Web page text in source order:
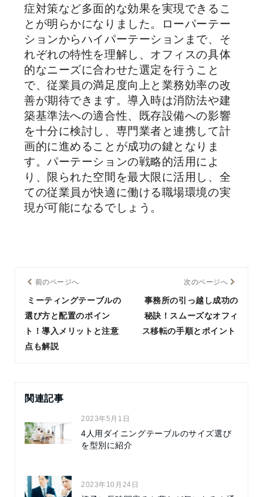
症対策など多面的な効果を実現できるこ
とが明らかになりました。ローパーテー
ションからハイパーテーションまで、そ
れぞれの特性を理解し、オフィスの具体
的なニーズに合わせた選定を行うこと
で、従業員の満足度向上と業務効率の改
善が期待できます。導入時は消防法や建
築基準法への適合性、既存設備への影響
を十分に検討し、専門業者と連携して計
画的に進めることが成功の鍵となりま
す。パーテーションの戦略的活用によ
り、限られた空間を最大限に活用し、全
ての従業員が快適に働ける職場環境の実
現が可能になるでしょう。
前のページへ
ミーティングテーブルの
選び方と配置のポイン
ト！導入メリットと注意
点も解説
次のページへ
事務所の引っ越し成功の
秘訣！スムーズなオフィ
ス移転の手順とポイント
関連記事
2023年5月1日
4人用ダイニングテーブルのサイズ選び
を型別に紹介
2023年10月24日